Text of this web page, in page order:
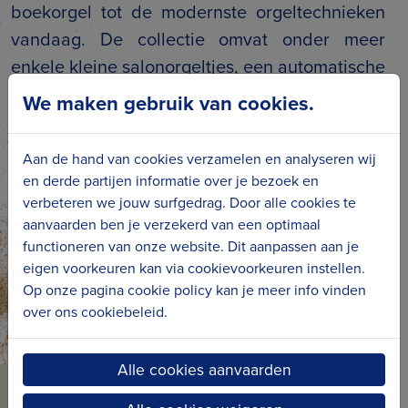
boekorgel tot de modernste orgeltechnieken
vandaag. De collectie omvat onder meer
enkele kleine salonorgeltjes, een automatische
piano, een grammofoon en een fonograaf. Het
pronkstuk van Eddy’s verzameling is een
dansorgel Decap uit 1974.
Bekijkhierde openingsuren van De zoeten
orgel. Groepen (max. 50 personen) kunnen op
afspraak een rondleiding boeken.
We maken gebruik van cookies.
Aan de hand van cookies verzamelen en analyseren wij
en derde partijen informatie over je bezoek en
verbeteren we jouw surfgedrag. Door alle cookies te
aanvaarden ben je verzekerd van een optimaal
functioneren van onze website. Dit aanpassen aan je
eigen voorkeuren kan via cookievoorkeuren instellen.
Op onze pagina cookie policy kan je meer info vinden
over ons cookiebeleid.
Alle cookies aanvaarden